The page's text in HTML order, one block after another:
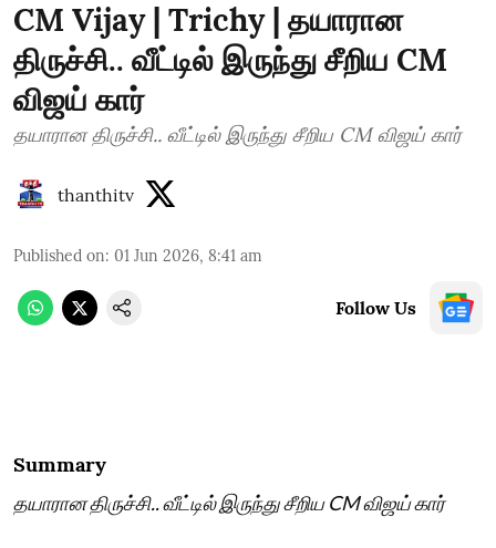
CM Vijay | Trichy | தயாரான
திருச்சி.. வீட்டில் இருந்து சீறிய CM
விஜய் கார்
தயாரான திருச்சி.. வீட்டில் இருந்து சீறிய CM விஜய் கார்
thanthitv
Published on: 01 Jun 2026, 8:41 am
Follow Us
Summary
தயாரான திருச்சி.. வீட்டில் இருந்து சீறிய CM விஜய் கார்